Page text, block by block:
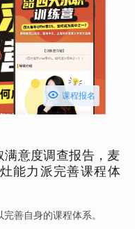
 课程报名
意度调查报告，麦
能力派完善课程体
善自身的课程体系。